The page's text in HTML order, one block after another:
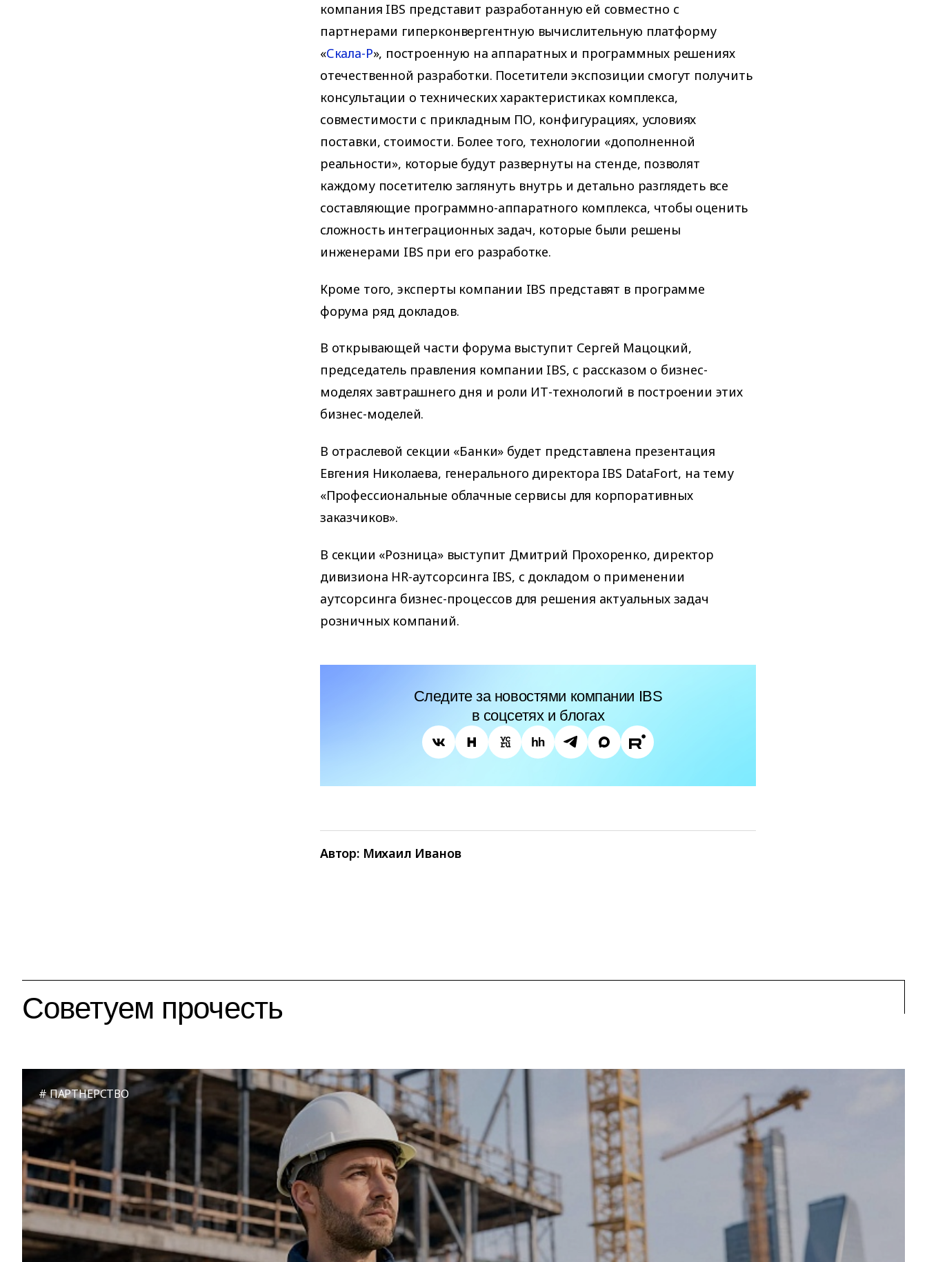
компания IBS представит разработанную ей совместно с
партнерами гиперконвергентную вычислительную платформу
«Скала-Р», построенную на аппаратных и программных решениях
отечественной разработки. Посетители экспозиции смогут получить
консультации о технических характеристиках комплекса,
совместимости с прикладным ПО, конфигурациях, условиях
поставки, стоимости. Более того, технологии «дополненной
реальности», которые будут развернуты на стенде, позволят
каждому посетителю заглянуть внутрь и детально разглядеть все
составляющие программно-аппаратного комплекса, чтобы оценить
сложность интеграционных задач, которые были решены
инженерами IBS при его разработке.
Кроме того, эксперты компании IBS представят в программе
форума ряд докладов.
В открывающей части форума выступит Сергей Мацоцкий,
председатель правления компании IBS, с рассказом о бизнес-
моделях завтрашнего дня и роли ИТ-технологий в построении этих
бизнес-моделей.
В отраслевой секции «Банки» будет представлена презентация
Евгения Николаева, генерального директора IBS DataFort, на тему
«Профессиональные облачные сервисы для корпоративных
заказчиков».
В секции «Розница» выступит Дмитрий Прохоренко, директор
дивизиона HR-аутсорсинга IBS, с докладом о применении
аутсорсинга бизнес-процессов для решения актуальных задач
розничных компаний.
Следите за новостями компании IBS
в соцсетях и блогах
Автор: Михаил Иванов
Советуем прочесть
ПАРТНЕРСТВО